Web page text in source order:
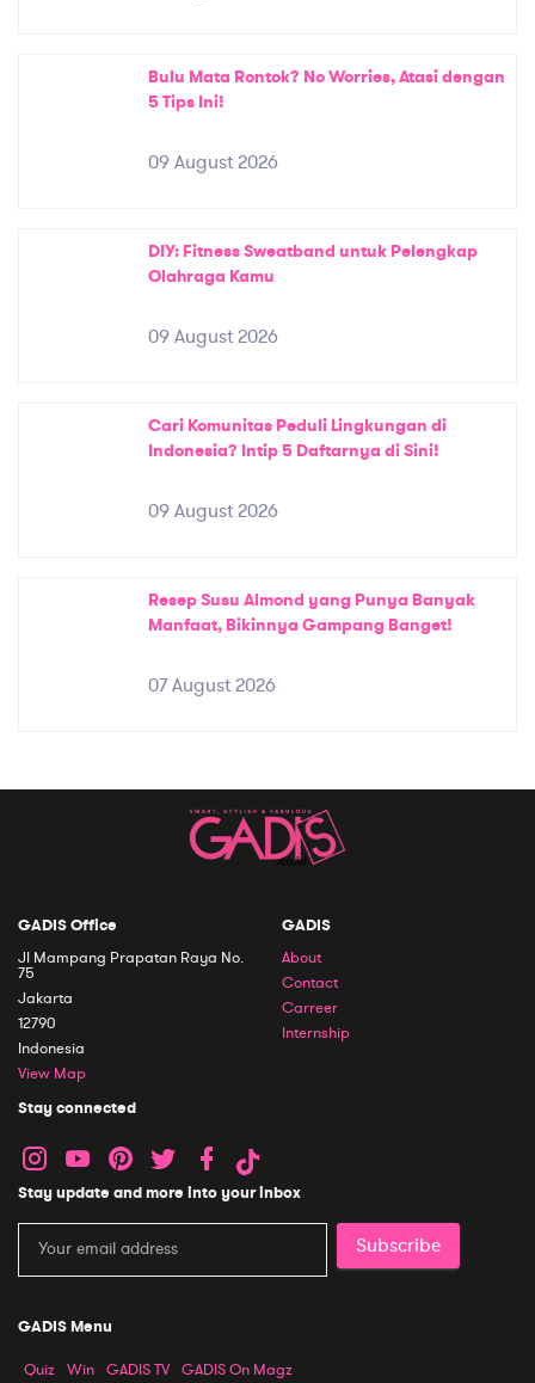
Bulu Mata Rontok? No Worries, Atasi dengan
5 Tips Ini!
09 August 2026
DIY: Fitness Sweatband untuk Pelengkap
Olahraga Kamu
09 August 2026
Cari Komunitas Peduli Lingkungan di
Indonesia? Intip 5 Daftarnya di Sini!
09 August 2026
Resep Susu Almond yang Punya Banyak
Manfaat, Bikinnya Gampang Banget!
07 August 2026
GADIS Office
Jl Mampang Prapatan Raya No.
75
Jakarta
12790
Indonesia
View Map
GADIS
About
Contact
Carreer
Internship
Stay connected
Stay update and more into your inbox
Subscribe
GADIS Menu
Quiz Win GADIS TV GADIS On Magz